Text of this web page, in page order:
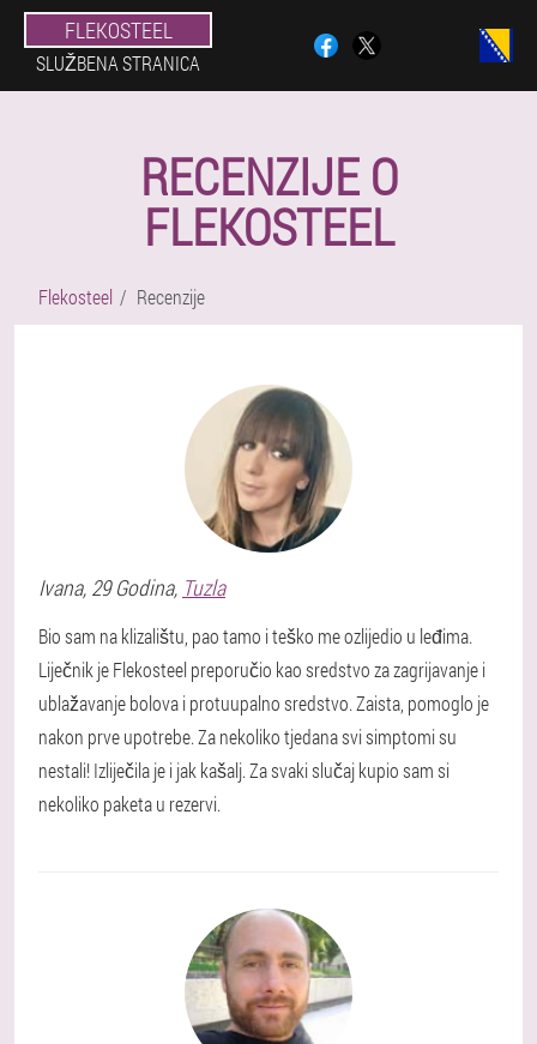
FLEKOSTEEL
SLUŽBENA STRANICA
RECENZIJE O
FLEKOSTEEL
Flekosteel Recenzije
Ivana, 29 Godina, Tuzla
Bio sam na klizalištu, pao tamo i teško me ozlijedio u leđima.
Liječnik je Flekosteel preporučio kao sredstvo za zagrijavanje i
ublažavanje bolova i protuupalno sredstvo. Zaista, pomoglo je
nakon prve upotrebe. Za nekoliko tjedana svi simptomi su
nestali! Izliječila je i jak kašalj. Za svaki slučaj kupio sam si
nekoliko paketa u rezervi.